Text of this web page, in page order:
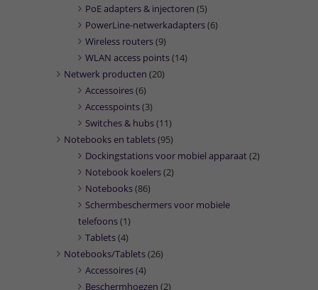
PoE adapters & injectoren (5)
PowerLine-netwerkadapters(6)
Wireless routers(9)
WLAN access points(14)
Netwerk producten (20)
Accessoires(6)
Accesspoints(3)
Switches & hubs(11)
Notebooks en tablets(95)
Dockingstations voor mobiel apparaat(2)
Notebook koelers(2)
Notebooks(86)
Schermbeschermers voor mobiele
telefoons(1)
Tablets(4)
Notebooks/Tablets(26)
Accessoires(4)
Beschermhoezen (2)